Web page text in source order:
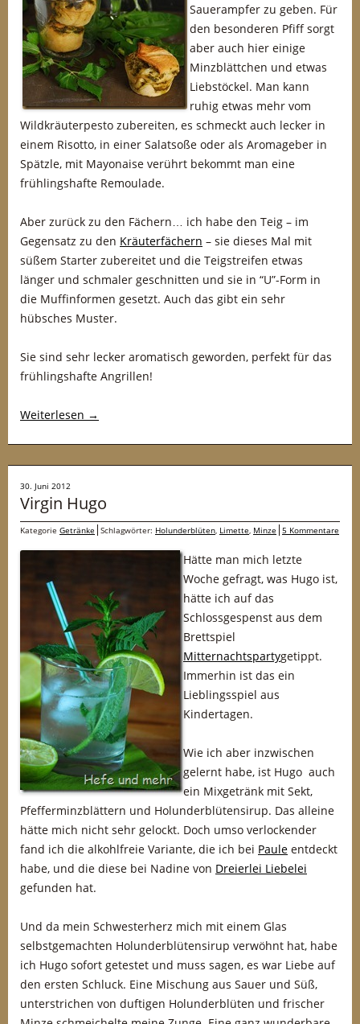
Sauerampfer zu geben. Für
den besonderen Pfiff sorgt
aber auch hier einige
Minzblättchen und etwas
Liebstöckel. Man kann
ruhig etwas mehr vom
Wildkräuterpesto zubereiten, es schmeckt auch lecker in
einem Risotto, in einer Salatsoße oder als Aromageber in
Spätzle, mit Mayonaise verührt bekommt man eine
frühlingshafte Remoulade.
Aber zurück zu den Fächern… ich habe den Teig – im
Gegensatz zu den Kräuterfächern – sie dieses Mal mit
süßem Starter zubereitet und die Teigstreifen etwas
länger und schmaler geschnitten und sie in “U”-Form in
die Muffinformen gesetzt. Auch das gibt ein sehr
hübsches Muster.
Sie sind sehr lecker aromatisch geworden, perfekt für das
frühlingshafte Angrillen!
Weiterlesen →
30. Juni 2012
Virgin Hugo
Kategorie Getränke Schlagwörter: Holunderblüten, Limette, Minze 5 Kommentare
Hätte man mich letzte
Woche gefragt, was Hugo ist,
hätte ich auf das
Schlossgespenst aus dem
Brettspiel
Mitternachtspartygetippt.
Immerhin ist das ein
Lieblingsspiel aus
Kindertagen.
Wie ich aber inzwischen
gelernt habe, ist Hugo auch
ein Mixgetränk mit Sekt,
Pfefferminzblättern und Holunderblütensirup. Das alleine
hätte mich nicht sehr gelockt. Doch umso verlockender
fand ich die alkohlfreie Variante, die ich bei Paule entdeckt
habe, und die diese bei Nadine von Dreierlei Liebelei
gefunden hat.
Und da mein Schwesterherz mich mit einem Glas
selbstgemachten Holunderblütensirup verwöhnt hat, habe
ich Hugo sofort getestet und muss sagen, es war Liebe auf
den ersten Schluck. Eine Mischung aus Sauer und Süß,
unterstrichen von duftigen Holunderblüten und frischer